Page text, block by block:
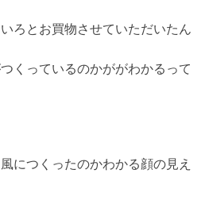
ろとお買物させていただいたん
くっているのかががわかるって
につくったのかわかる顔の見え